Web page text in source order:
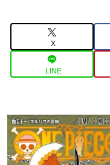
X
LINE